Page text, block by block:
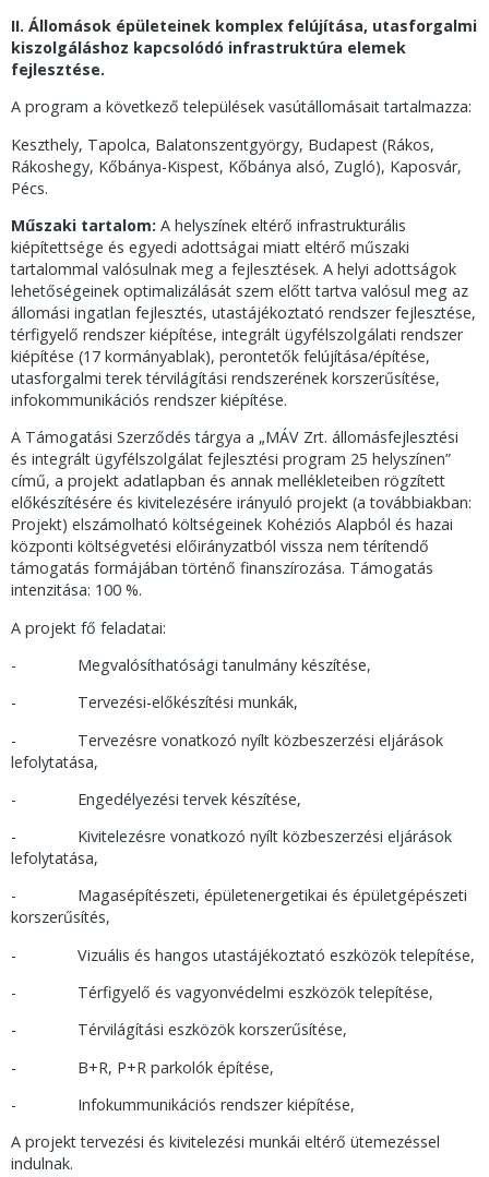
II. Állomások épületeinek komplex felújítása, utasforgalmi
kiszolgáláshoz kapcsolódó infrastruktúra elemek
fejlesztése.
A program a következő települések vasútállomásait tartalmazza:
Keszthely, Tapolca, Balatonszentgyörgy, Budapest (Rákos,
Rákoshegy, Kőbánya-Kispest, Kőbánya alsó, Zugló), Kaposvár,
Pécs.
Műszaki tartalom: A helyszínek eltérő infrastrukturális
kiépítettsége és egyedi adottságai miatt eltérő műszaki
tartalommal valósulnak meg a fejlesztések. A helyi adottságok
lehetőségeinek optimalizálását szem előtt tartva valósul meg az
állomási ingatlan fejlesztés, utastájékoztató rendszer fejlesztése,
térfigyelő rendszer kiépítése, integrált ügyfélszolgálati rendszer
kiépítése (17 kormányablak), perontetők felújítása/építése,
utasforgalmi terek térvilágítási rendszerének korszerűsítése,
infokommunikációs rendszer kiépítése.
A Támogatási Szerződés tárgya a „MÁV Zrt. állomásfejlesztési
és integrált ügyfélszolgálat fejlesztési program 25 helyszínen”
című, a projekt adatlapban és annak mellékleteiben rögzített
előkészítésére és kivitelezésére irányuló projekt (a továbbiakban:
Projekt) elszámolható költségeinek Kohéziós Alapból és hazai
központi költségvetési előirányzatból vissza nem térítendő
támogatás formájában történő finanszírozása. Támogatás
intenzitása: 100 %.
A projekt fő feladatai:
- Megvalósíthatósági tanulmány készítése,
- Tervezési-előkészítési munkák,
- Tervezésre vonatkozó nyílt közbeszerzési eljárások
lefolytatása,
- Engedélyezési tervek készítése,
- Kivitelezésre vonatkozó nyílt közbeszerzési eljárások
lefolytatása,
- Magasépítészeti, épületenergetikai és épületgépészeti
korszerűsítés,
- Vizuális és hangos utastájékoztató eszközök telepítése,
- Térfigyelő és vagyonvédelmi eszközök telepítése,
- Térvilágítási eszközök korszerűsítése,
- B+R, P+R parkolók építése,
- Infokummunikációs rendszer kiépítése,
A projekt tervezési és kivitelezési munkái eltérő ütemezéssel
indulnak.